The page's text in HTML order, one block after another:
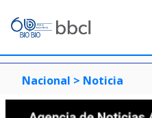
Nacional > Noticia